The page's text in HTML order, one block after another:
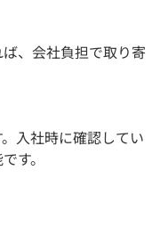
、会社負担で取り寄
入社時に確認してい
す。